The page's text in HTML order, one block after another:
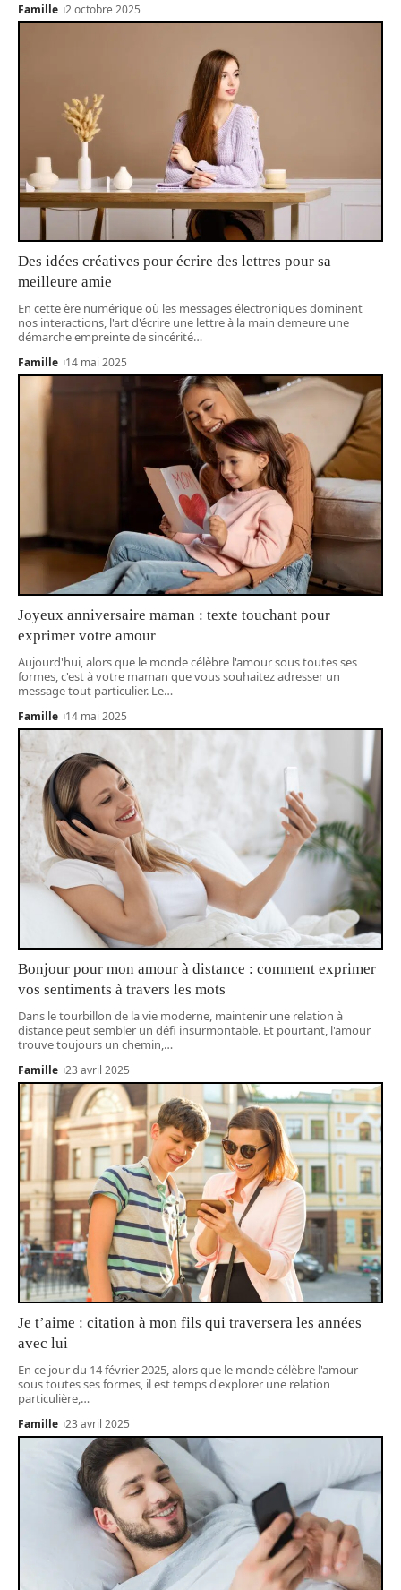
Famille 2 octobre 2025
Des idées créatives pour écrire des lettres pour sa
meilleure amie
En cette ère numérique où les messages électroniques dominent
nos interactions, l'art d'écrire une lettre à la main demeure une
démarche empreinte de sincérité…
Famille 14 mai 2025
Joyeux anniversaire maman : texte touchant pour
exprimer votre amour
Aujourd'hui, alors que le monde célèbre l'amour sous toutes ses
formes, c'est à votre maman que vous souhaitez adresser un
message tout particulier. Le…
Famille 14 mai 2025
Bonjour pour mon amour à distance : comment exprimer
vos sentiments à travers les mots
Dans le tourbillon de la vie moderne, maintenir une relation à
distance peut sembler un défi insurmontable. Et pourtant, l'amour
trouve toujours un chemin,…
Famille 23 avril 2025
Je t’aime : citation à mon fils qui traversera les années
avec lui
En ce jour du 14 février 2025, alors que le monde célèbre l'amour
sous toutes ses formes, il est temps d'explorer une relation
particulière,…
Famille 23 avril 2025